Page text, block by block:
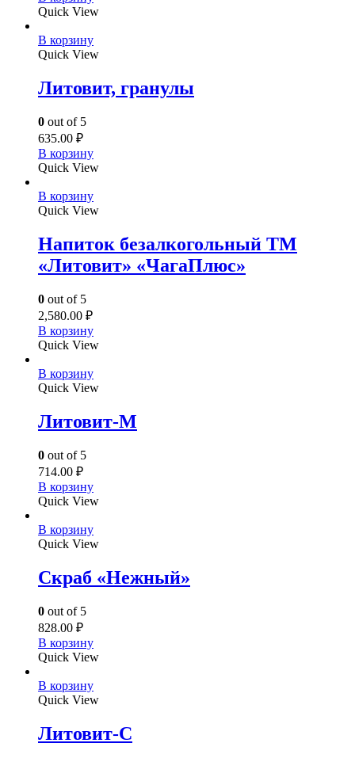
Quick View
В корзину
Quick View
Литовит, гранулы
0 out of 5
635.00 ₽
В корзину
Quick View
В корзину
Quick View
Напиток безалкогольный ТМ
«Литовит» «ЧагаПлюс»
0 out of 5
2,580.00 ₽
В корзину
Quick View
В корзину
Quick View
Литовит-М
0 out of 5
714.00 ₽
В корзину
Quick View
В корзину
Quick View
Скраб «Нежный»
0 out of 5
828.00 ₽
В корзину
Quick View
В корзину
Quick View
Литовит-С